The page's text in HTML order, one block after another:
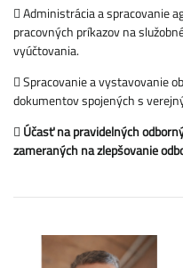
 Administrácia a spracovanie
pracovných príkazov na
vyúčtovania.
 Spracovanie a vystavovanie
dokumentov spojených s
 Účasť na pravidelných
zameraných na zlepšovanie